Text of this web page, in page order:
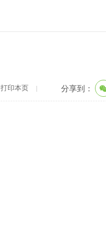
打印本页 分享到：